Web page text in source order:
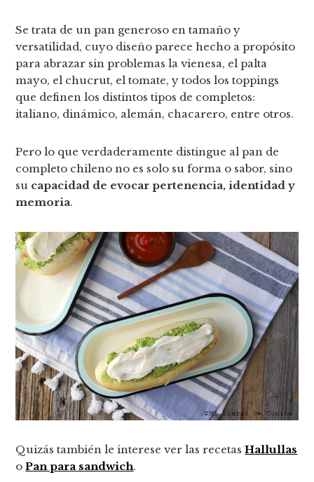
Se trata de un pan generoso en tamaño y
versatilidad, cuyo diseño parece hecho a propósito
para abrazar sin problemas la vienesa, el palta
mayo, el chucrut, el tomate, y todos los toppings
que definen los distintos tipos de completos:
italiano, dinámico, alemán, chacarero, entre otros.
Pero lo que verdaderamente distingue al pan de
completo chileno no es solo su forma o sabor, sino
su capacidad de evocar pertenencia, identidad y
memoria.
Quizás también le interese ver las recetasHallullas
oPan para sandwich.